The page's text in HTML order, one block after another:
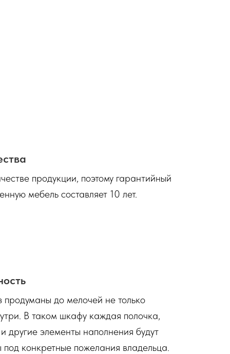
продукции, поэтому гарантийный
мебель составляет 10 лет.
до мелочей не только
В таком шкафу каждая полочка,
другие элементы наполнения будут
конкретные пожелания владельца.